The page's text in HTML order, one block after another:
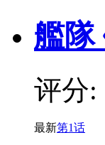
艦隊
评分:
最新第1话